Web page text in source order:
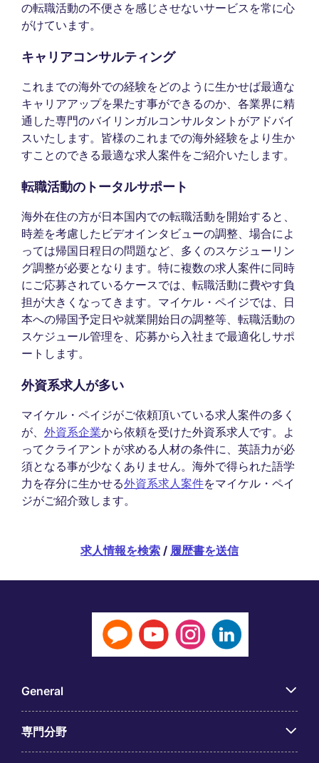
の転職活動の不便さを感じさせないサービスを常に心
がけています。
キャリアコンサルティング
これまでの海外での経験をどのように生かせば最適な
キャリアアップを果たす事ができるのか、各業界に精
通した専門のバイリンガルコンサルタントがアドバイ
スいたします。皆様のこれまでの海外経験をより生か
すことのできる最適な求人案件をご紹介いたします。
転職活動のトータルサポート
海外在住の方が日本国内での転職活動を開始すると、
時差を考慮したビデオインタビューの調整、場合によ
っては帰国日程日の問題など、多くのスケジューリン
グ調整が必要となります。特に複数の求人案件に同時
にご応募されているケースでは、転職活動に費やす負
担が大きくなってきます。マイケル・ペイジでは、日
本への帰国予定日や就業開始日の調整等、転職活動の
スケジュール管理を、応募から入社まで最適化しサポ
ートします。
外資系求人が多い
マイケル・ペイジがご依頼頂いている求人案件の多く
が、 外資系企業から依頼を受けた外資系求人です。よ
ってクライアントが求める人材の条件に、英語力が必
須となる事が少なくありません。海外で得られた語学
力を存分に生かせる外資系求人案件をマイケル・ペイ
ジがご紹介致します。
求人情報を検索 / 履歴書を送信
General
専門分野